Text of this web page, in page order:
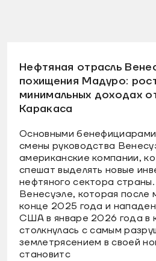
Нефтяная отрасль
похищения Мадуро:
минимальных доходах
Каракаса
Основными бенефициарами
смены руководства
американские компании,
спешат выделять новые
нефтяного сектора
Венесуэле, которая после
конце 2025 года и
США в январе 2026 года в
столкнулась с самым
землетрясением в своей
становитс